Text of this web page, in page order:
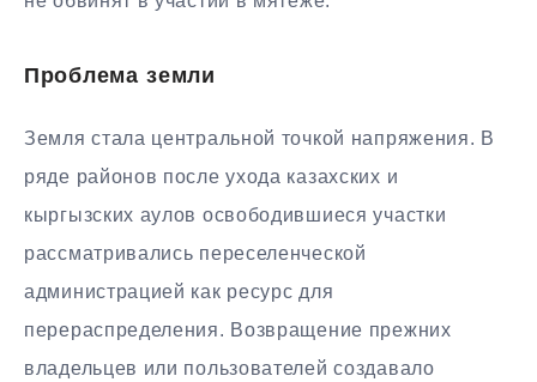
Проблема земли
Земля стала центральной точкой напряжения. В
ряде районов после ухода казахских и
кыргызских аулов освободившиеся участки
рассматривались переселенческой
администрацией как ресурс для
перераспределения. Возвращение прежних
владельцев или пользователей создавало